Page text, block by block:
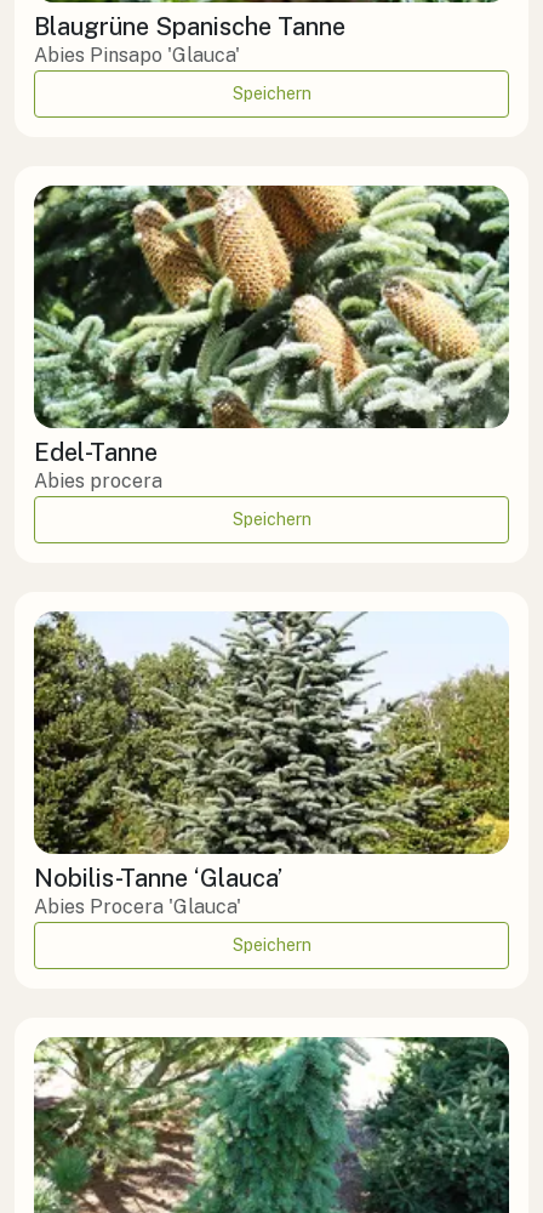
Blaugrüne Spanische Tanne
Abies Pinsapo 'Glauca'
Speichern
Edel-Tanne
Abies procera
Speichern
Nobilis-Tanne ‘Glauca’
Abies Procera 'Glauca'
Speichern